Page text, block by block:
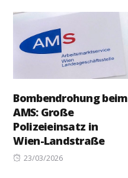
Bombendrohung beim
AMS: Große
Polizeieinsatz in
Wien-Landstraße
Posted
23/03/2026